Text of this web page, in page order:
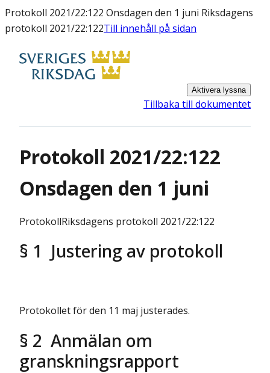
Protokoll 2021/22:122 Onsdagen den 1 juni Riksdagens
protokoll 2021/22:122Till innehåll på sidan
Aktivera lyssna
Tillbaka till dokumentet
Protokoll 2021/22:122
Onsdagen den 1 juni
ProtokollRiksdagens protokoll 2021/22:122
§ 1 Justering av protokoll
Protokollet för den 11 maj justerades.
§ 2 Anmälan om
granskningsrapport